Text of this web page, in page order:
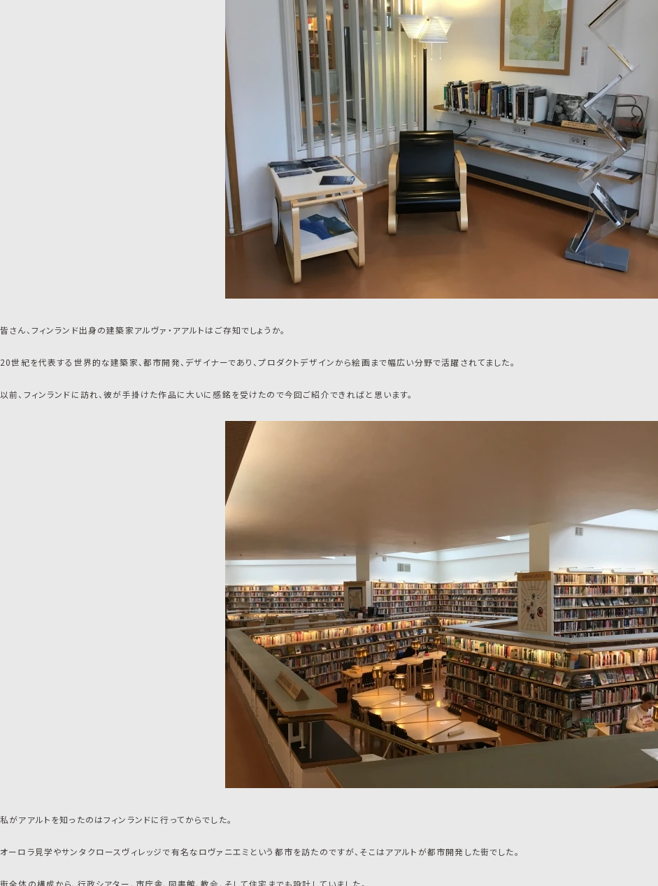
皆さん、フィンランド出身の建築家アルヴァ・アアルトはご存知でしょうか。
20世紀を代表する世界的な建築家、都市開発、デザイナーであり、プロダクトデザインから絵画まで幅広い分野で活躍されてました。
以前、フィンランドに訪れ、彼が手掛けた作品に大いに感銘を受けたので今回ご紹介できればと思います。
私がアアルトを知ったのはフィンランドに行ってからでした。
オーロラ見学やサンタクロースヴィレッジで有名なロヴァニエミという都市を訪たのですが、そこはアアルトが都市開発した街でした。